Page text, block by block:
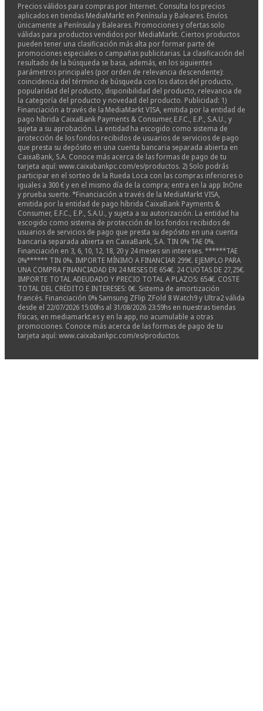
Precios válidos para compras por Internet. Consulta los precios
aplicados en tiendas MediaMarkt en Península y Baleares. Envíos
únicamente a Península y Baleares. Promociones y ofertas solo
válidas para productos vendidos por MediaMarkt. Ciertos productos
pueden tener una clasificación más alta por formar parte de
promociones especiales o campañas publicitarias. La clasificación del
resultado de la búsqueda se basa, además, en los siguientes
parámetros principales (por orden de relevancia descendente):
coincidencia del término de búsqueda con los datos del producto,
popularidad del producto, disponibilidad del producto, relevancia de
la categoría del producto y novedad del producto. Publicidad: 1)
Financiación a través de la MediaMarkt VISA, emitida por la entidad de
pago híbrida CaixaBank Payments & Consumer, E.F.C., E.P., S.A.U., y
sujeta a su aprobación. La entidad ha escogido como sistema de
protección de los fondos recibidos de usuarios de servicios de pago
que presta su depósito en una cuenta bancaria separada abierta en
CaixaBank, S.A. Conoce más acerca de las formas de pago de tu
tarjeta aquí: www.caixabankpc.com/es/productos. 2) Solo podrás
participar en el sorteo de la Rueda Loca con las compras inferiores o
iguales a 300 € y en el mismo día de la compra; entra en la app InOne
y prueba suerte. *Financiación a través de la MediaMarkt VISA,
emitida por la entidad de pago híbrida CaixaBank Payments &
Consumer, E.F.C., E.P., S.A.U., y sujeta a su autorización. La entidad ha
escogido como sistema de protección de los fondos recibidos de
usuarios de servicios de pago que presta su depósito en una cuenta
bancaria separada abierta en CaixaBank, S.A. TIN 0% TAE 0%.
Financiación en 3, 6, 10, 12, 18, 20 y 24 meses sin intereses. ******TAE
0%****** TIN 0%. IMPORTE MÍNIMO A FINANCIAR 299€. EJEMPLO PARA
UNA COMPRA FINANCIADAD EN 24 MESES DE 654€. 24 CUOTAS DE 27,25€.
IMPORTE TOTAL ADEUDADO Y PRECIO TOTAL A PLAZOS: 654€. COSTE
TOTAL DEL CRÉDITO E INTERESES: 0€. Sistema de amortización
francés. Financiación 0% Samsung ZFlip ZFold 8 Watch9 y Ultra2 válida
desde el 22/07/2026 15:00hs al 31/08/2026 23:59hs en nuestras tiendas
físicas, en mediamarkt.es y en la app, no acumulable a otras
promociones. Conoce más acerca de las formas de pago de tu
tarjeta aquí: www.caixabankpc.com/es/productos.